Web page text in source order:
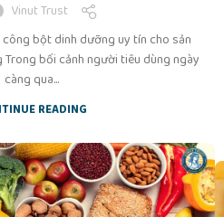
Vinut Trust
bột dinh dưỡng uy tín cho sản
bối cảnh người tiêu dùng ngày
càng qua...
READING